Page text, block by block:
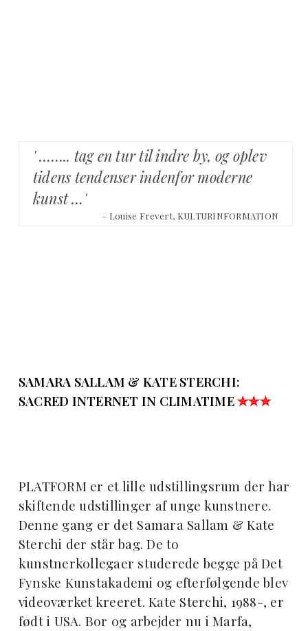
' …….. tag en tur til indre by, og oplev
tidens tendenser indenfor moderne
kunst …'
– Louise Frevert, KULTURINFORMATION
SAMARA SALLAM & KATE STERCHI:
SACRED INTERNET IN CLIMATIME✮✮✮
PLATFORM er et lille udstillingsrum der har
skiftende udstillinger af unge kunstnere.
Denne gang er det Samara Sallam & Kate
Sterchi der står bag. De to
kunstnerkollegaer studerede begge på Det
Fynske Kunstakademi og efterfølgende blev
videoværket kreeret. Kate Sterchi, 1988-, er
født i USA. Bor og arbejder nu i Marfa,